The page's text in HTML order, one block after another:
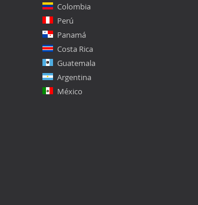
Colombia
Perú
Panamá
Costa Rica
Guatemala
Argentina
México